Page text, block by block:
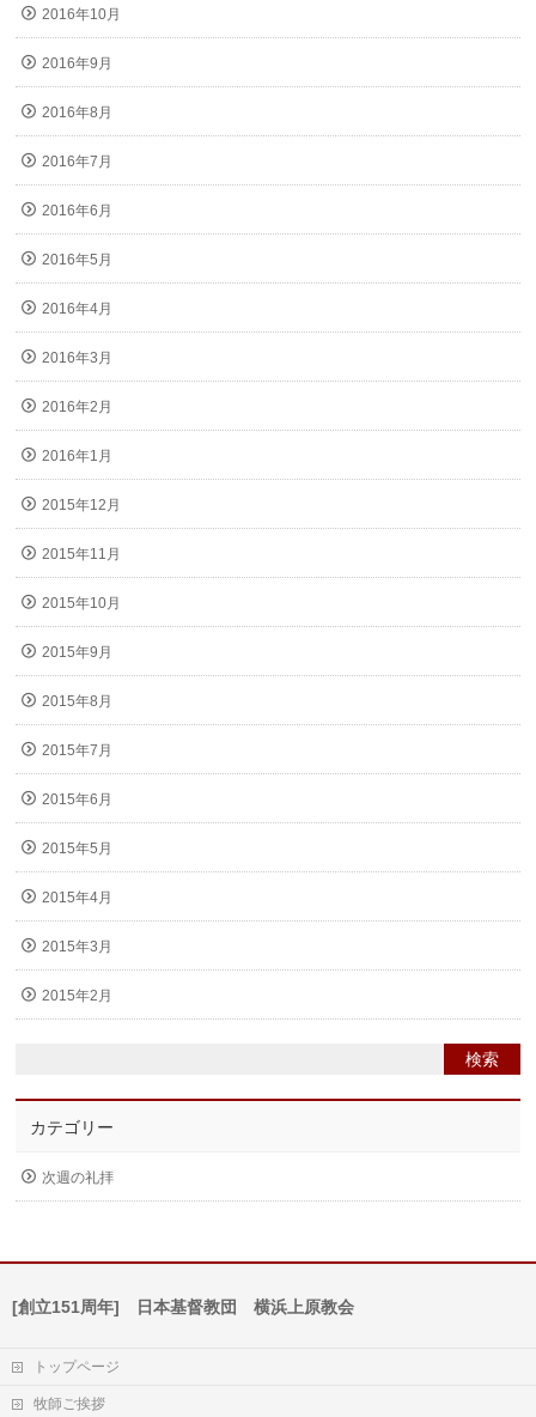
2016年10月
2016年9月
2016年8月
2016年7月
2016年6月
2016年5月
2016年4月
2016年3月
2016年2月
2016年1月
2015年12月
2015年11月
2015年10月
2015年9月
2015年8月
2015年7月
2015年6月
2015年5月
2015年4月
2015年3月
2015年2月
カテゴリー
次週の礼拝
[創立151周年] 日本基督教団 横浜上原教会
トップページ
牧師ご挨拶